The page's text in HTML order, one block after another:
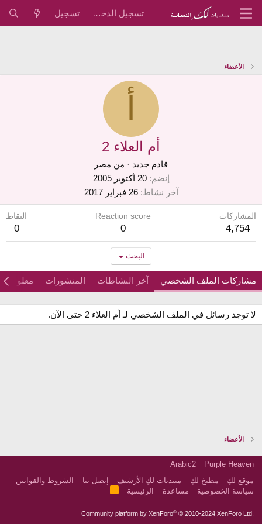
تسجيل الدخول تسجيل
الأعضاء
أم العلاء 2
قادم جديد · من مصر
إنضم
20 أكتوبر 2005
آخر نشاط 26 فبراير 2017
المشاركات
4,754
Reaction score
0
النقاط
0
البحث
مشاركات الملف الشخصي آخر النشاطات المنشورات معلومات
لا توجد رسائل في الملف الشخصي لـ أم العلاء 2 حتى الآن.
الأعضاء
Purple Heaven
Arabic2
موقع لكِ
مطبخ لكِ منتديات لكِ الأرشيف إتصل بنا
الشروط والقوانين
سياسة الخصوصية
مساعدة الرئيسية
Community platform by XenForo® © 2010-2024 XenForo Ltd.